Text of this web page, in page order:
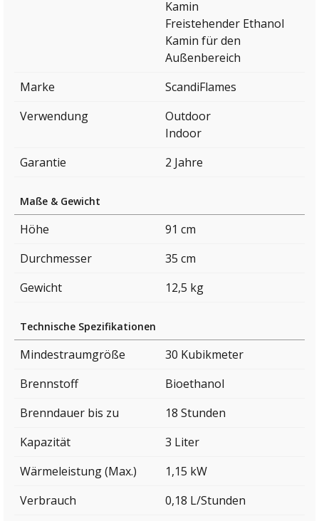
Kamin
Freistehender Ethanol
Kamin für den
Außenbereich
Marke
ScandiFlames
Verwendung
Outdoor
Indoor
Garantie
2 Jahre
Maße & Gewicht
Höhe
91 cm
Durchmesser
35 cm
Gewicht
12,5 kg
Technische Spezifikationen
Mindestraumgröße
30 Kubikmeter
Brennstoff
Bioethanol
Brenndauer bis zu
18 Stunden
Kapazität
3 Liter
Wärmeleistung (Max.)
1,15 kW
Verbrauch
0,18 L/Stunden